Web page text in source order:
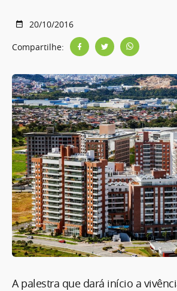
20/10/2016
Compartilhe:
A palestra que dará início a